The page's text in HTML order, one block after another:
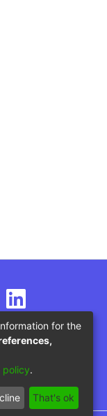
for the
policy.
That's ok